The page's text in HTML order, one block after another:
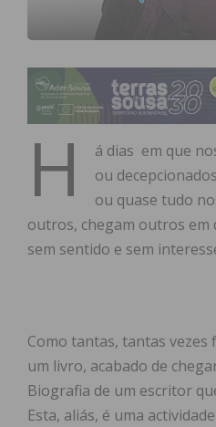
H
á dias em que
ou
ou quase tudo
outros, chegam outros em
sem sentido e sem
Como tantas, tantas vezes
um livro, acabado de
Biografia de um escritor
Esta, aliás, é uma